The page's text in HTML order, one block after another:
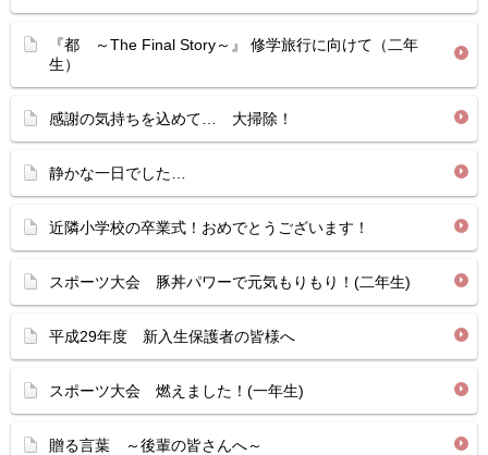
『都 ～The Final Story～』 修学旅行に向けて（二年
生）
感謝の気持ちを込めて… 大掃除！
静かな一日でした…
近隣小学校の卒業式！おめでとうございます！
スポーツ大会 豚丼パワーで元気もりもり！(二年生)
平成29年度 新入生保護者の皆様へ
スポーツ大会 燃えました！(一年生)
贈る言葉 ～後輩の皆さんへ～